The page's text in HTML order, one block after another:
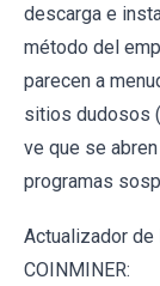
descarga e
método del
parecen a
sitios dudosos
ve que se
programas
Actualizador de
COINMINER: